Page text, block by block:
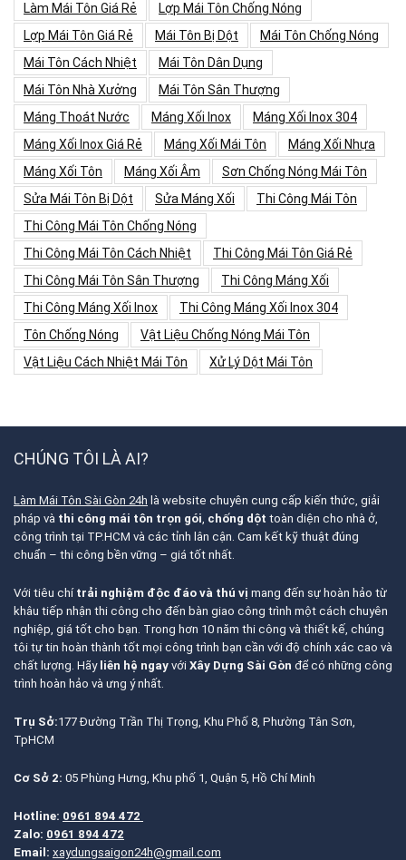
Làm Mái Tôn Giá Rẻ
Lợp Mái Tôn Chống Nóng
Lợp Mái Tôn Giá Rẻ
Mái Tôn Bị Dột
Mái Tôn Chống Nóng
Mái Tôn Cách Nhiệt
Mái Tôn Dân Dụng
Mái Tôn Nhà Xưởng
Mái Tôn Sân Thượng
Máng Thoát Nước
Máng Xối Inox
Máng Xối Inox 304
Máng Xối Inox Giá Rẻ
Máng Xối Mái Tôn
Máng Xối Nhựa
Máng Xối Tôn
Máng Xối Âm
Sơn Chống Nóng Mái Tôn
Sửa Mái Tôn Bị Dột
Sửa Máng Xối
Thi Công Mái Tôn
Thi Công Mái Tôn Chống Nóng
Thi Công Mái Tôn Cách Nhiệt
Thi Công Mái Tôn Giá Rẻ
Thi Công Mái Tôn Sân Thượng
Thi Công Máng Xối
Thi Công Máng Xối Inox
Thi Công Máng Xối Inox 304
Tôn Chống Nóng
Vật Liệu Chống Nóng Mái Tôn
Vật Liệu Cách Nhiệt Mái Tôn
Xử Lý Dột Mái Tôn
CHÚNG TÔI LÀ AI?
Làm Mái Tôn Sài Gòn 24h là website chuyên cung cấp kiến thức, giải
pháp và thi công mái tôn trọn gói, chống dột toàn diện cho nhà ở,
công trình tại TP.HCM và các tỉnh lân cận. Cam kết kỹ thuật đúng
chuẩn – thi công bền vững – giá tốt nhất.
Với tiêu chí trải nghiệm độc đáo và thú vị mang đến sự hoàn hảo từ
khâu tiếp nhận thi công cho đến bàn giao công trình một cách chuyên
nghiệp, giá tốt cho bạn. Trong hơn 10 năm thi công và thiết kế, chúng
tôi tự tin hoàn thành tốt mọi công trình bạn cần với độ chính xác cao và
chất lượng. Hãy liên hệ ngay với Xây Dựng Sài Gòn để có những công
trình hoàn hảo và ưng ý nhất.
Trụ Sở:177 Đường Trần Thị Trọng, Khu Phố 8, Phường Tân Sơn,
TpHCM
Cơ Sở 2: 05 Phùng Hưng, Khu phố 1, Quận 5, Hồ Chí Minh
Hotline: 0961 894 472
Zalo: 0961 894 472
Email: xaydungsaigon24h@gmail.com